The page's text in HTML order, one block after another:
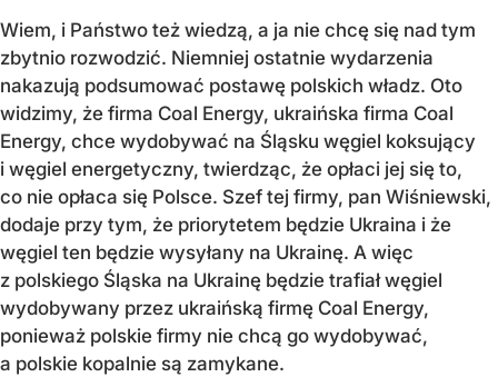
Wiem, i Państwo też wiedzą, a ja nie chcę się nad tym
zbytnio rozwodzić. Niemniej ostatnie wydarzenia
nakazują podsumować postawę polskich władz. Oto
widzimy, że firma Coal Energy, ukraińska firma Coal
Energy, chce wydobywać na Śląsku węgiel koksujący
i węgiel energetyczny, twierdząc, że opłaci jej się to,
co nie opłaca się Polsce. Szef tej firmy, pan Wiśniewski,
dodaje przy tym, że priorytetem będzie Ukraina i że
węgiel ten będzie wysyłany na Ukrainę. A więc
z polskiego Śląska na Ukrainę będzie trafiał węgiel
wydobywany przez ukraińską firmę Coal Energy,
ponieważ polskie firmy nie chcą go wydobywać,
a polskie kopalnie są zamykane.